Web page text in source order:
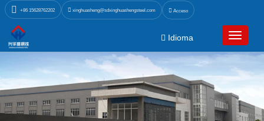
+86 15628762202 xinghuasheng@sdxinghuashengsteel.com Acceso
Idioma